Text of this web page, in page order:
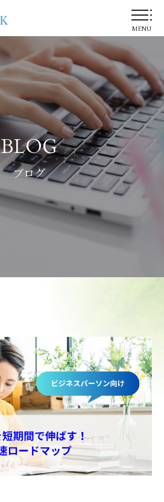
MENU
BLOG
ブログ